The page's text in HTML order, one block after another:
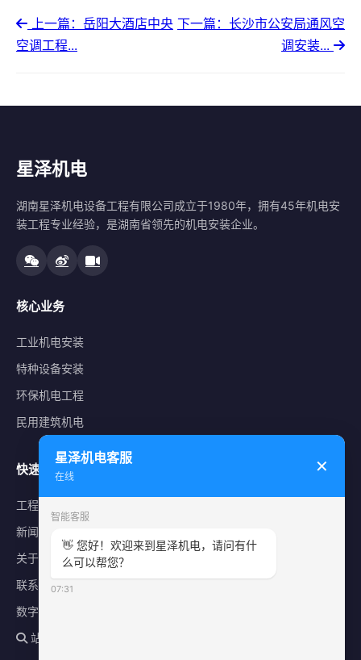
上一篇：岳阳大酒店中央
空调工程...
下一篇：长沙市公安局通风空
调安装...
星泽机电
湖南星泽机电设备工程有限公司成立于1980年，拥有45年机电安
装工程专业经验，是湖南省领先的机电安装企业。
核心业务
工业机电安装
特种设备安装
环保机电工程
民用建筑机电
快速导航
工程案例
新闻中心
关于星泽
联系我们
数字化平台
站内搜索
星泽机电客服
在线
✕
智能客服
👋 您好！欢迎来到星泽机电，请问有什
么可以帮您？
07:31